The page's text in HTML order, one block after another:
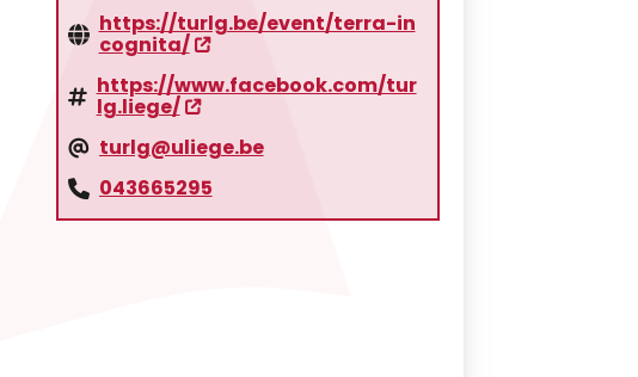
https://turlg.be/event/terra-in
cognita/
https://www.facebook.com/tur
lg.liege/
turlg@uliege.be
043665295